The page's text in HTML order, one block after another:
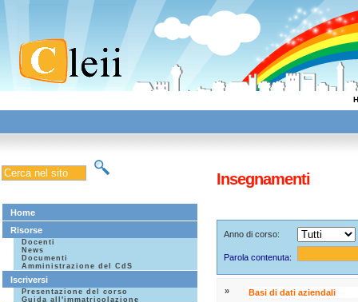
Home
Risorse
Docenti
News
Documenti
Amministrazione del CdS
Iscriversi
Presentazione del corso
Guida all'immatricolazione
Insegnamenti
Anno di corso:
Parola contenuta:
»
Basi di dati aziendali